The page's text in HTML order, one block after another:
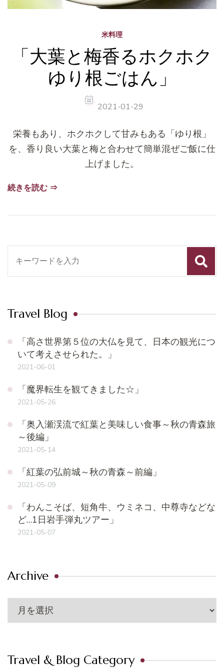
米料理
「大葉と梅香るホクホク
ゆり根ごはん」
2021-01-29
栄養もあり、ホクホクして甘みもある「ゆり根」
を、香り良い大葉と梅と合わせて簡単混ぜご飯に仕
上げました。
続きを読む ⇒
Travel Blog
「高さ世界第５位の大仏を見て、日本の観光につ
いて考えさせられた。」
2021-06-01
「魔界転生を観てきました☆」
2021-05-26
「奥入瀬渓流で紅葉と美味しい食事～秋の青森旅
～後編」
2021-05-14
「紅葉の弘前城～秋の青森～前編」
2021-05-09
「わんこそば、短角牛、ウミネコ、中尊寺などな
ど…1日岩手弾丸ツアー」
2021-05-07
Archive
Archive
Travel & Blog Category